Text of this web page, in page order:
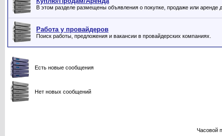
В этом разделе размещены объявления о покупке, продаже или аренде
Работа у провайдеров
Поиск работы, предложения и вакансии в провайдерских компаниях.
Есть новые сообщения
Нет новых сообщений
Часовой